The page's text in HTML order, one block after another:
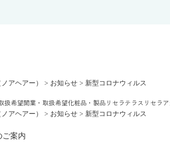
扱希望開業・取扱希望化粧品・製品 リセラテラス リセラ
アヘアー） > お知らせ > 新型コロナウィルス
アヘアー） > お知らせ > 新型コロナウィルス
ご案内